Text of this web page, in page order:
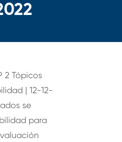
2 Tópicos
| 12-12-
se
para